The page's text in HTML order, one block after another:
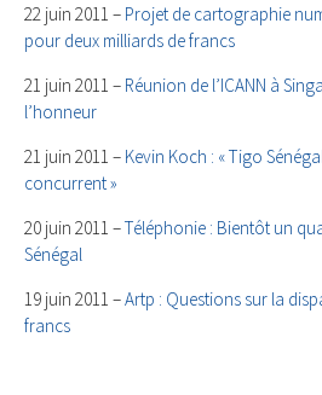
22 juin 2011 – Projet de cartographie
pour deux milliards de francs
21 juin 2011 – Réunion de l’ICANN à
l’honneur
21 juin 2011 – Kevin Koch : « Tigo
concurrent »
20 juin 2011 –Téléphonie : Bientôt un
Sénégal
19 juin 2011 –Artp : Questions sur la
francs